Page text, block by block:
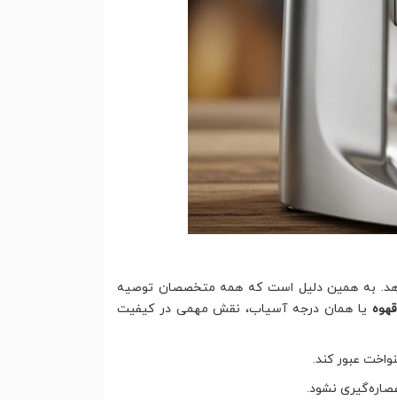
به همین دلیل است که همه متخصصان توصیه
یا همان درجه آسیاب، نقش مهمی در کیفیت
عبور کند.
نشود.